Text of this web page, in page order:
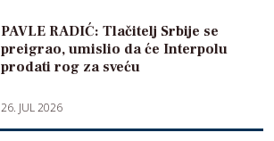
PAVLE RADIĆ: Tlačitelj Srbije se
preigrao, umislio da će Interpolu
prodati rog za sveću
26. JUL 2026